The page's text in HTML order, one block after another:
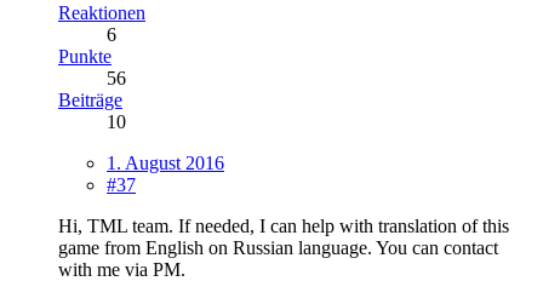
Reaktionen
6
Punkte
56
Beiträge
10
1. August 2016
#37
Hi, TML team. If needed, I can help with translation of this
game from English on Russian language. You can contact
with me via PM.